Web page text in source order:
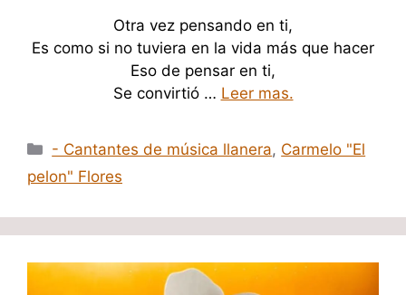
Otra vez pensando en ti,
Es como si no tuviera en la vida más que hacer
Eso de pensar en ti,
Se convirtió … Leer mas.
Categorías
- Cantantes de música llanera, Carmelo "El
pelon" Flores